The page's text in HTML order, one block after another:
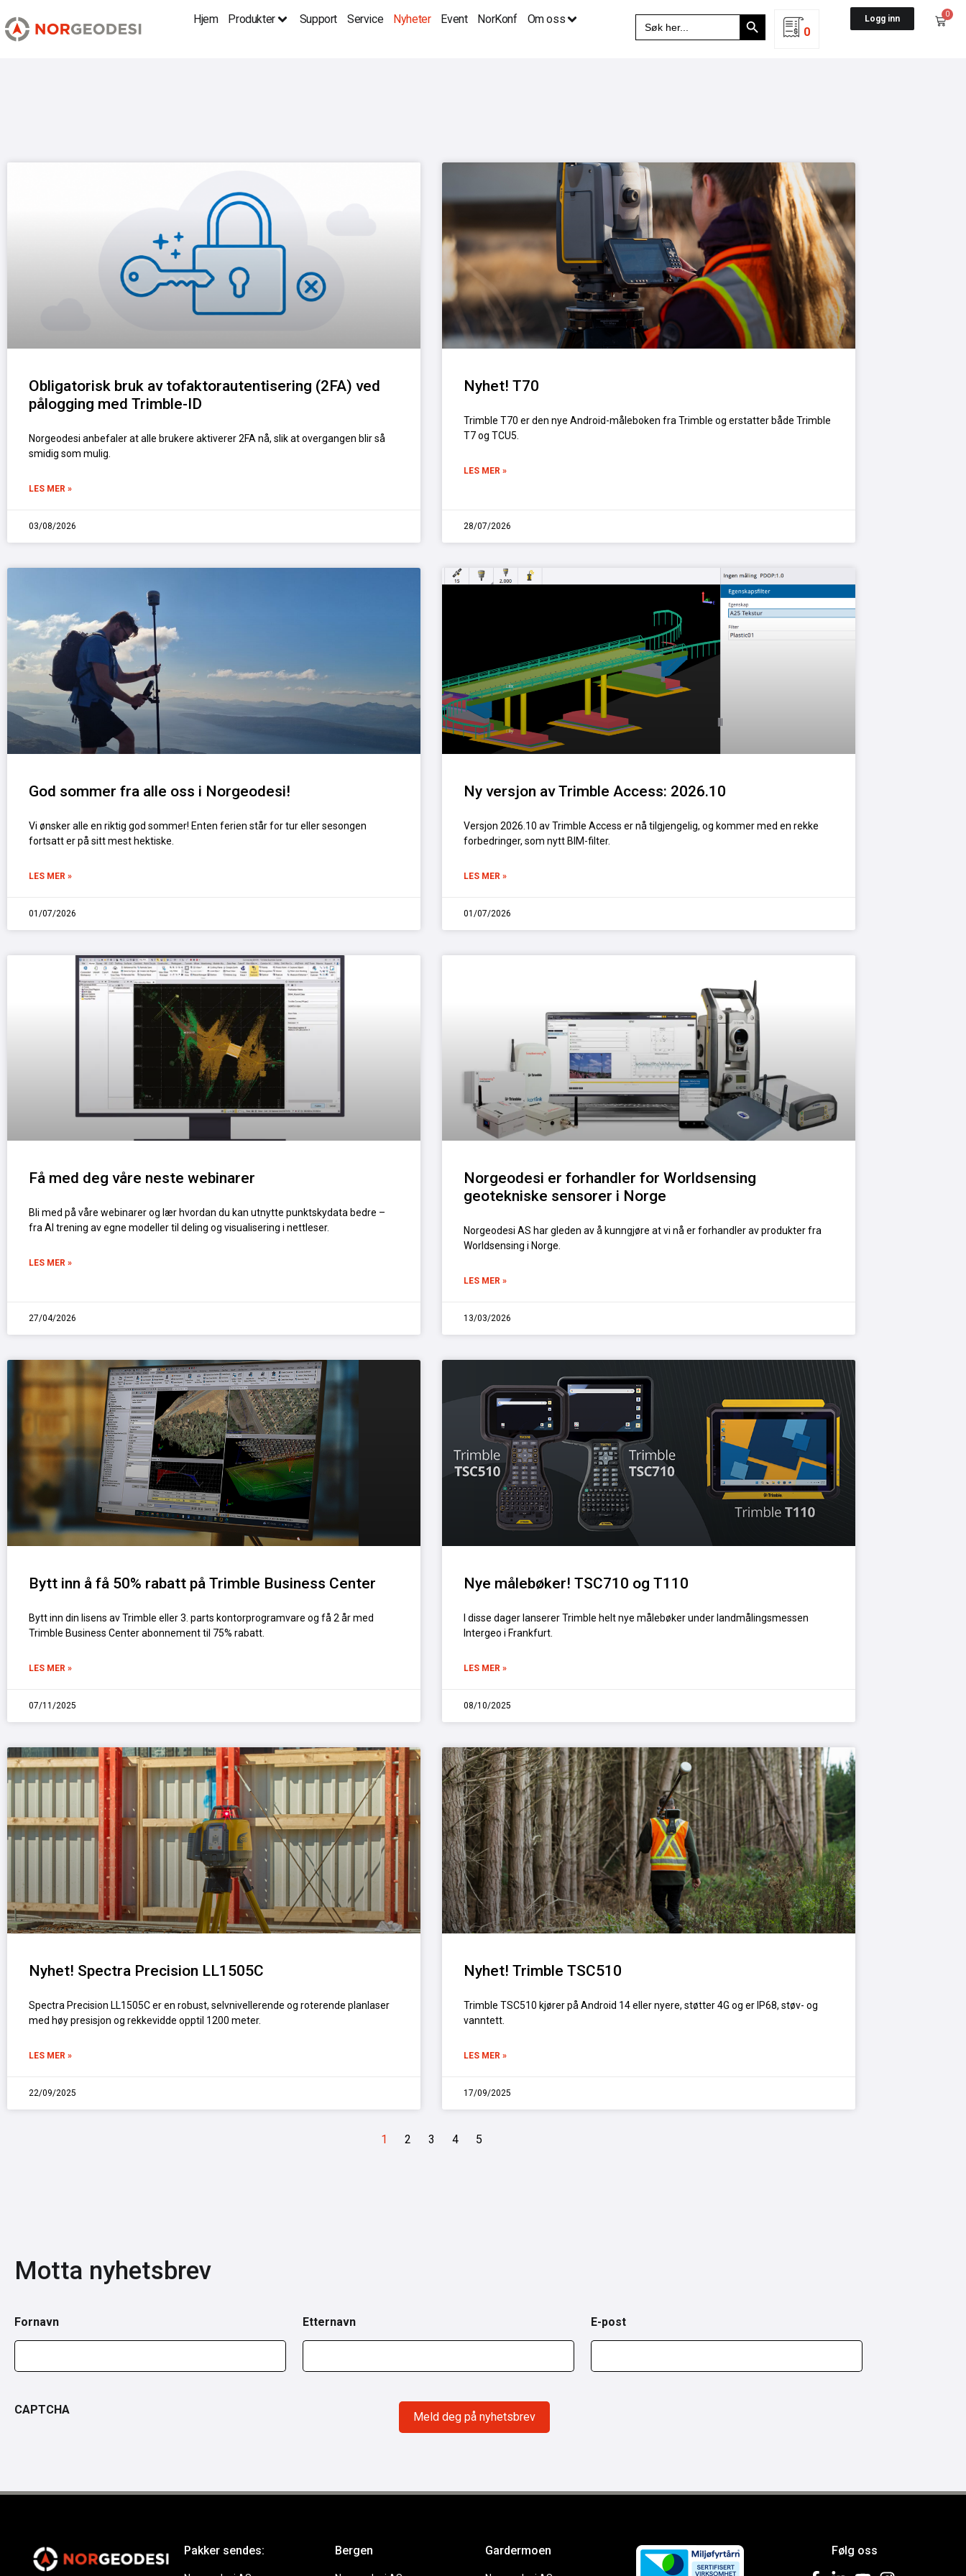
Hjem Produkter Support Service Nyheter Event NorKonf Om oss
Search
for:
Search Button
0
Logg inn 0
Obligatorisk bruk av tofaktorautentisering (2FA) ved
pålogging med Trimble-ID
Norgeodesi anbefaler at alle brukere aktiverer 2FA nå, slik at overgangen blir så
smidig som mulig.
LES MER »
03/08/2026
Nyhet! T70
Trimble T70 er den nye Android-måleboken fra Trimble og erstatter både Trimble
T7 og TCU5.
LES MER »
28/07/2026
God sommer fra alle oss i Norgeodesi!
Vi ønsker alle en riktig god sommer! Enten ferien står for tur eller sesongen
fortsatt er på sitt mest hektiske.
LES MER »
01/07/2026
Ny versjon av Trimble Access: 2026.10
Versjon 2026.10 av Trimble Access er nå tilgjengelig, og kommer med en rekke
forbedringer, som nytt BIM-filter.
LES MER »
01/07/2026
Få med deg våre neste webinarer
Bli med på våre webinarer og lær hvordan du kan utnytte punktskydata bedre –
fra AI trening av egne modeller til deling og visualisering i nettleser.
LES MER »
27/04/2026
Norgeodesi er forhandler for Worldsensing
geotekniske sensorer i Norge
Norgeodesi AS har gleden av å kunngjøre at vi nå er forhandler av produkter fra
Worldsensing i Norge.
LES MER »
13/03/2026
Bytt inn å få 50% rabatt på Trimble Business Center
Bytt inn din lisens av Trimble eller 3. parts kontorprogramvare og få 2 år med
Trimble Business Center abonnement til 75% rabatt.
LES MER »
07/11/2025
Nye målebøker! TSC710 og T110
I disse dager lanserer Trimble helt nye målebøker under landmålingsmessen
Intergeo i Frankfurt.
LES MER »
08/10/2025
Nyhet! Spectra Precision LL1505C
Spectra Precision LL1505C er en robust, selvnivellerende og roterende planlaser
med høy presisjon og rekkevidde opptil 1200 meter.
LES MER »
22/09/2025
Nyhet! Trimble TSC510
Trimble TSC510 kjører på Android 14 eller nyere, støtter 4G og er IP68, støv- og
vanntett.
LES MER »
17/09/2025
1 2 3 4 5
Motta nyhetsbrev
Fornavn Etternavn E-post
CAPTCHA
Pakker sendes: Bergen Gardermoen Følg oss